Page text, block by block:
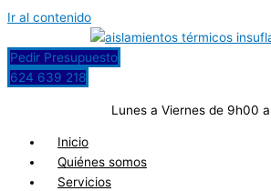
Ir al contenido
Pedir Presupuesto
624 639 218
Lunes a Viernes de 9h00
Inicio
Quiénes somos
Servicios